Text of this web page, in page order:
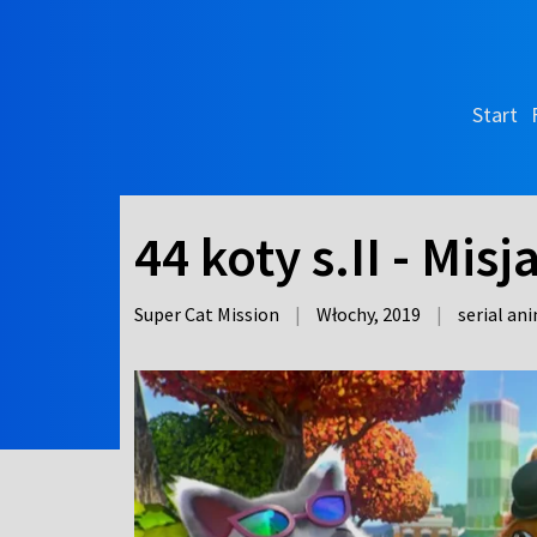
Start
44 koty s.II -
Super Cat Mission | Włochy, 2019 | serial